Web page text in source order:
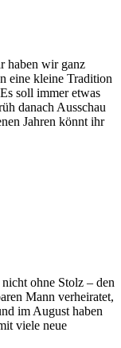
haben wir ganz
eine kleine Tradition
soll immer etwas
danach Ausschau
Jahren könnt ihr
ohne Stolz – den
Mann verheiratet,
im August haben
viele neue